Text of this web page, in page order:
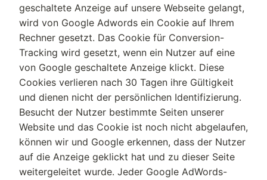
geschaltete Anzeige auf unsere Webseite gelangt,
wird von Google Adwords ein Cookie auf Ihrem
Rechner gesetzt. Das Cookie für Conversion-
Tracking wird gesetzt, wenn ein Nutzer auf eine
von Google geschaltete Anzeige klickt. Diese
Cookies verlieren nach 30 Tagen ihre Gültigkeit
und dienen nicht der persönlichen Identifizierung.
Besucht der Nutzer bestimmte Seiten unserer
Website und das Cookie ist noch nicht abgelaufen,
können wir und Google erkennen, dass der Nutzer
auf die Anzeige geklickt hat und zu dieser Seite
weitergeleitet wurde. Jeder Google AdWords-